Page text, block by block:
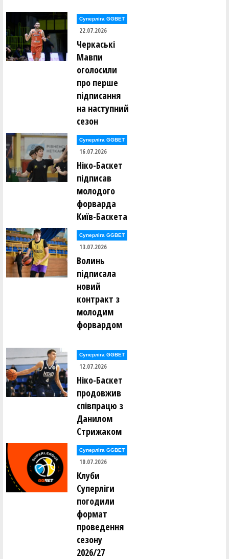
Суперліга GGBET
22.07.2026
Черкаські
Мавпи
оголосили
про перше
підписання
на наступний
сезон
Суперліга GGBET
16.07.2026
Ніко-Баскет
підписав
молодого
форварда
Київ-Баскета
Суперліга GGBET
13.07.2026
Волинь
підписала
новий
контракт з
молодим
форвардом
Суперліга GGBET
12.07.2026
Ніко-Баскет
продовжив
співпрацю з
Данилом
Стрижаком
Суперліга GGBET
10.07.2026
Клуби
Суперліги
погодили
формат
проведення
сезону
2026/27